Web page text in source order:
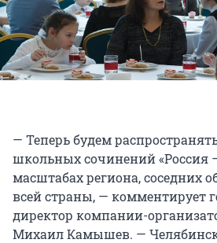
— Теперь будем
школьных сочинений «Россия
масштабах региона, соседних
всей страны, — комментирует
директор компании-
Михаил Камышев. —